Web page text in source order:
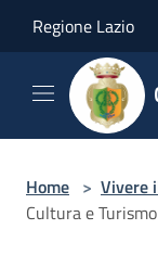
Regione Lazio
Home > Vivere
Cultura e Turismo